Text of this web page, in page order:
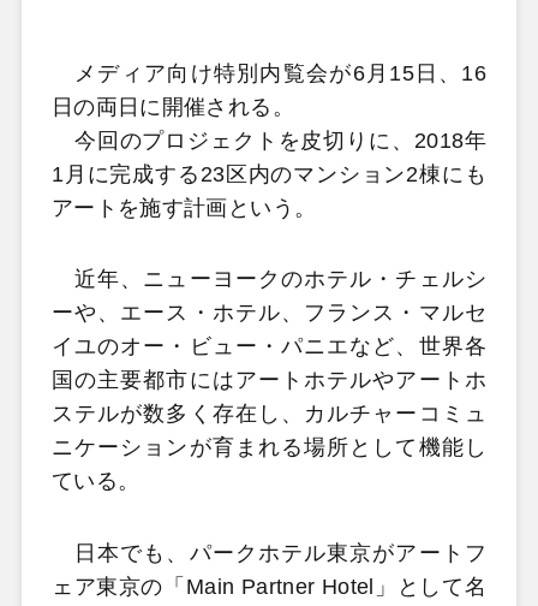
メディア向け特別内覧会が6月15日、16
日の両日に開催される。
今回のプロジェクトを皮切りに、2018年
1月に完成する23区内のマンション2棟にも
アートを施す計画という。
近年、ニューヨークのホテル・チェルシ
ーや、エース・ホテル、フランス・マルセ
イユのオー・ビュー・パニエなど、世界各
国の主要都市にはアートホテルやアートホ
ステルが数多く存在し、カルチャーコミュ
ニケーションが育まれる場所として機能し
ている。
日本でも、パークホテル東京がアートフ
ェア東京の「Main Partner Hotel」として名